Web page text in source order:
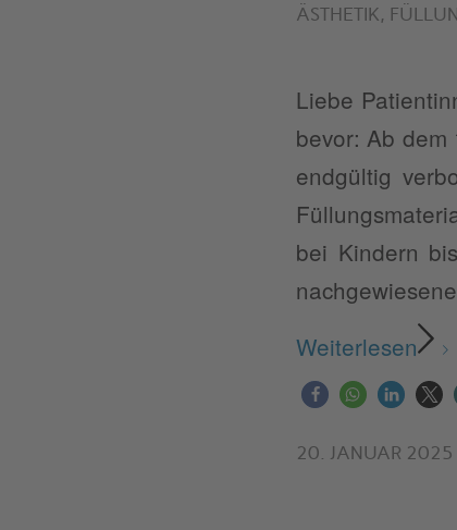
ÄSTHETIK,
Liebe
bevor: Ab
endgültig
bei Kindern
Weiterlesen
20. JANUAR 2025